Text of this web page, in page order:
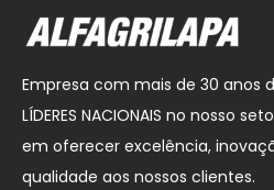
Empresa com mais de 30 anos
LÍDERES NACIONAIS no nosso
em oferecer excelência,
qualidade aos nossos clientes.